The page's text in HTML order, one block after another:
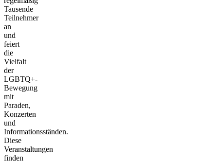
Tausende
Teilnehmer
an
und
feiert
die
Vielfalt
der
LGBTQ+-
Bewegung
mit
Paraden,
Konzerten
und
Informationsständen.
Diese
Veranstaltungen
finden